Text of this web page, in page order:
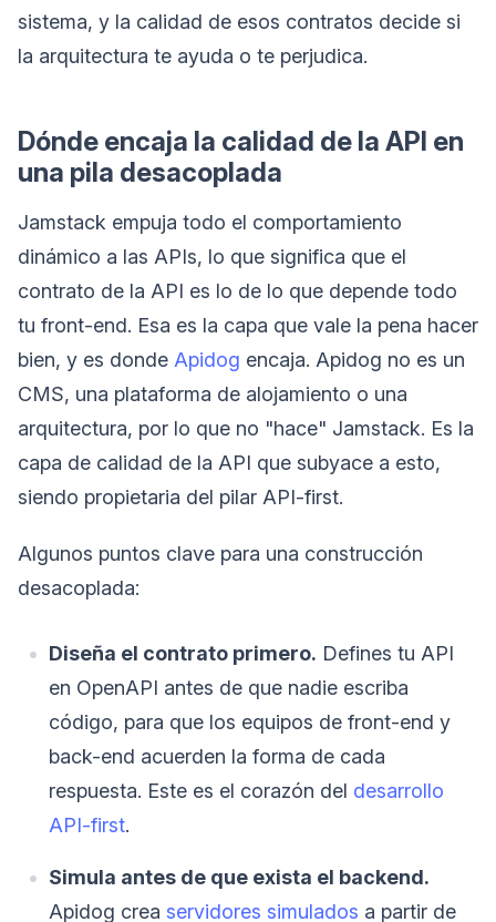
sistema, y la calidad de esos contratos decide si
la arquitectura te ayuda o te perjudica.
Dónde encaja la calidad de la API en
una pila desacoplada
Jamstack empuja todo el comportamiento
dinámico a las APIs, lo que significa que el
contrato de la API es lo de lo que depende todo
tu front-end. Esa es la capa que vale la pena hacer
bien, y es donde Apidog encaja. Apidog no es un
CMS, una plataforma de alojamiento o una
arquitectura, por lo que no "hace" Jamstack. Es la
capa de calidad de la API que subyace a esto,
siendo propietaria del pilar API-first.
Algunos puntos clave para una construcción
desacoplada:
Diseña el contrato primero. Defines tu API
en OpenAPI antes de que nadie escriba
código, para que los equipos de front-end y
back-end acuerden la forma de cada
respuesta. Este es el corazón del desarrollo
API-first.
Simula antes de que exista el backend.
Apidog crea servidores simulados a partir de